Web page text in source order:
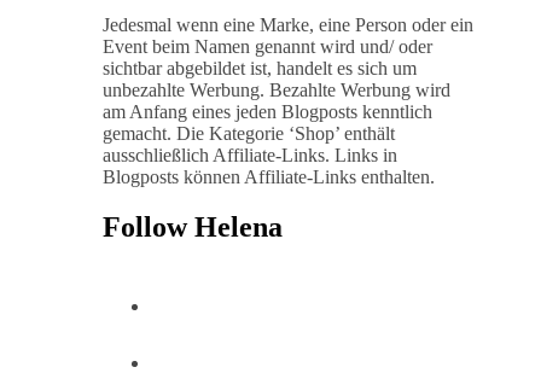
Jedesmal wenn eine Marke, eine Person oder ein
Event beim Namen genannt wird und/ oder
sichtbar abgebildet ist, handelt es sich um
unbezahlte Werbung. Bezahlte Werbung wird
am Anfang eines jeden Blogposts kenntlich
gemacht. Die Kategorie ‘Shop’ enthält
ausschließlich Affiliate-Links. Links in
Blogposts können Affiliate-Links enthalten.
Follow Helena